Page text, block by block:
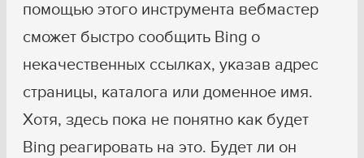
помощью этого инструмента вебмастер
сможет быстро сообщить Bing о
некачественных ссылках, указав адрес
страницы, каталога или доменное имя.
Хотя, здесь пока не понятно как будет
Bing реагировать на это. Будет ли он